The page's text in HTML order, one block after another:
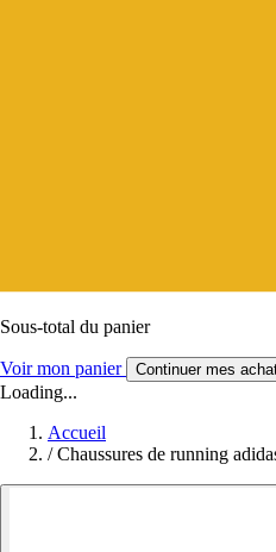
Sous-total du panier
Voir mon panier Continuer mes
Loading...
Accueil
/ Chaussures de running